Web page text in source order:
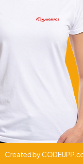
Created by